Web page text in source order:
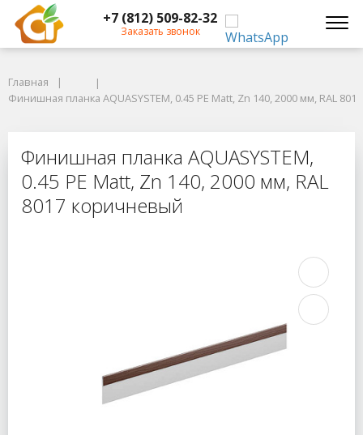
+7 (812) 509-82-32
Заказать звонок
Финишная планка AQUASYSTEM, 0.45 PE Matt, Zn 140, 2000 мм, RAL
Финишная планка AQUASYSTEM,
Главная
Финишная планка AQUASYSTEM, 0.45 PE Matt, Zn 140, 2000 мм, RAL
Финишная планка AQUASYSTEM,
0.45 PE Matt, Zn 140, 2000 мм, RAL
8017 коричневый